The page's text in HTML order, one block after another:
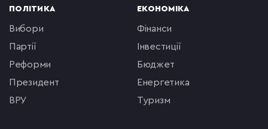
ПОЛІТИКА
вибори
партії
реформи
президент
ВРУ
ЕКОНОМІКА
фінанси
інвестиції
бюджет
енергетика
туризм